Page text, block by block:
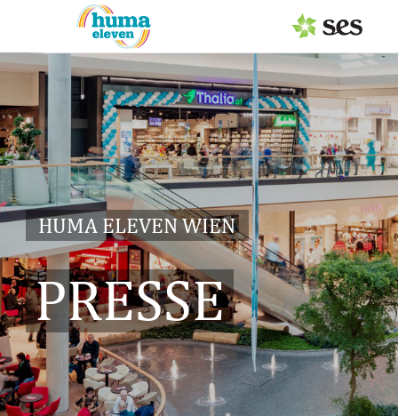
HUMA ELEVEN WIEN
PRESSE
PRESSEAUSSENDUNGEN
MEDIAGALERIE
Fotos
Logos
Pressemappe
PRESSEKONTAKT